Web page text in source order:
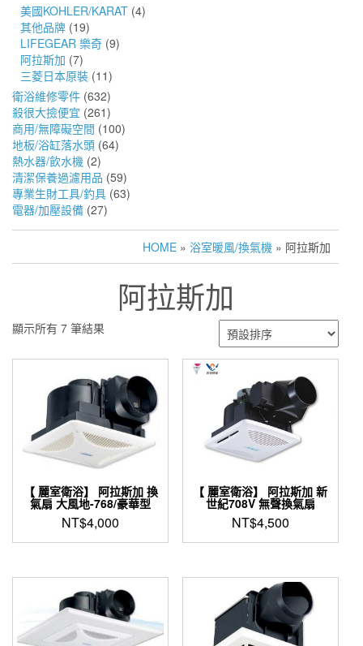
美國KOHLER/KARAT (4)
其他品牌 (19)
LIFEGEAR 樂奇 (9)
阿拉斯加 (7)
三菱日本原裝 (11)
衛浴維修零件 (632)
殺很大撿便宜 (261)
商用/無障礙空間 (100)
地板/浴缸落水頭 (64)
熱水器/飲水機 (2)
清潔保養過濾用品 (59)
專業生財工具/釣具 (63)
電器/加壓設備 (27)
HOME » 浴室暖風/換氣機 » 阿拉斯加
阿拉斯加
顯示所有 7 筆結果
【 麗室衛浴】 阿拉斯加 換
氣扇 大風地-768/豪華型
NT$4,000
【 麗室衛浴】 阿拉斯加 新
世紀708V 無聲換氣扇
NT$4,500